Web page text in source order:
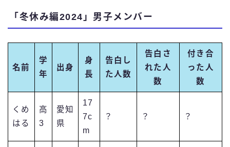
「冬休み編2024」男子メンバー
名前
学
年
出身
身
長
告白し
た人数
告白さ
れた人
数
付き合
った人
数
くめ
はる
高
3
愛知
県
17
7c
m
？ ？ ？